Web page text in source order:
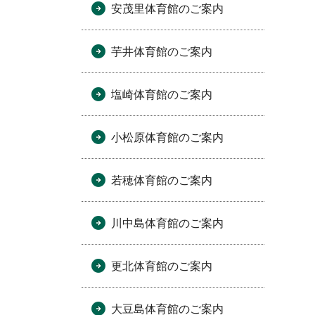
安茂里体育館のご案内
芋井体育館のご案内
塩崎体育館のご案内
小松原体育館のご案内
若穂体育館のご案内
川中島体育館のご案内
更北体育館のご案内
大豆島体育館のご案内